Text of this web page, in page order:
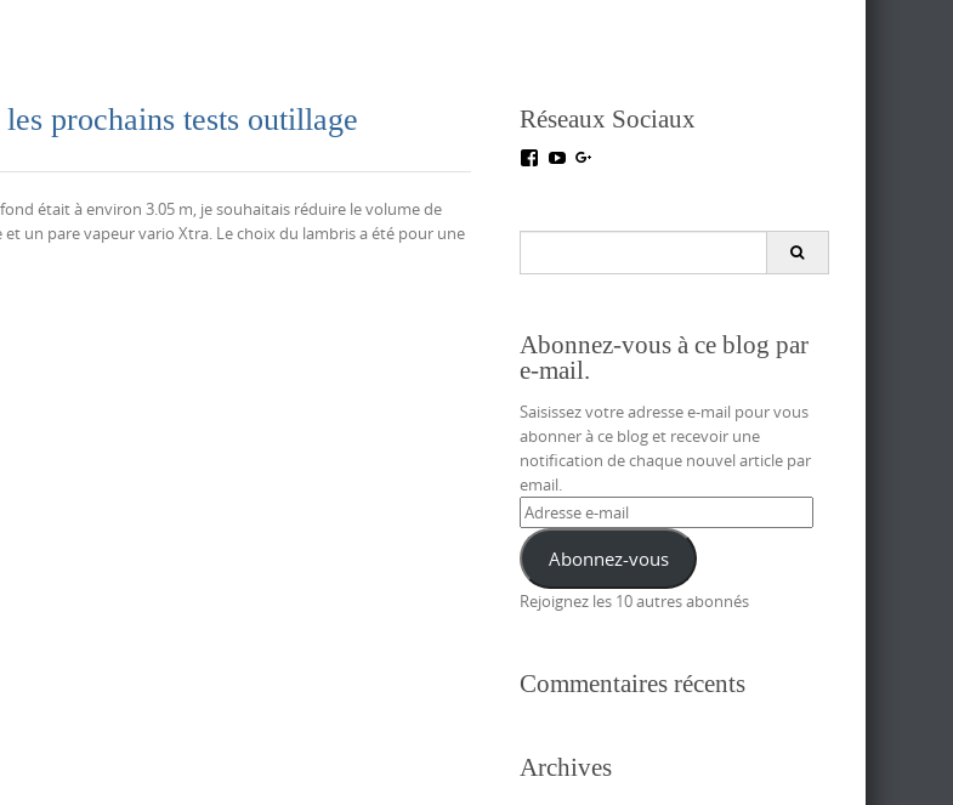
prochains tests outillage
était à environ 3.05 m, je souhaitais réduire le volume de
un pare vapeur vario Xtra. Le choix du lambris a été pour une
Réseaux Sociaux
Voir
testoutillage
Facebook
Voir
UC5crr0I4Ey688Hu1IMBwWRA
YouTube
+Test-
sur
Abonnez-vous à ce blog par
e-mail.
Saisissez votre adresse e-mail pour vous
abonner à ce blog et recevoir une
notification de chaque nouvel article par
email.
Adresse
e-
mail Abonnez-vous
Rejoignez les 10 autres abonnés
Commentaires récents
Archives